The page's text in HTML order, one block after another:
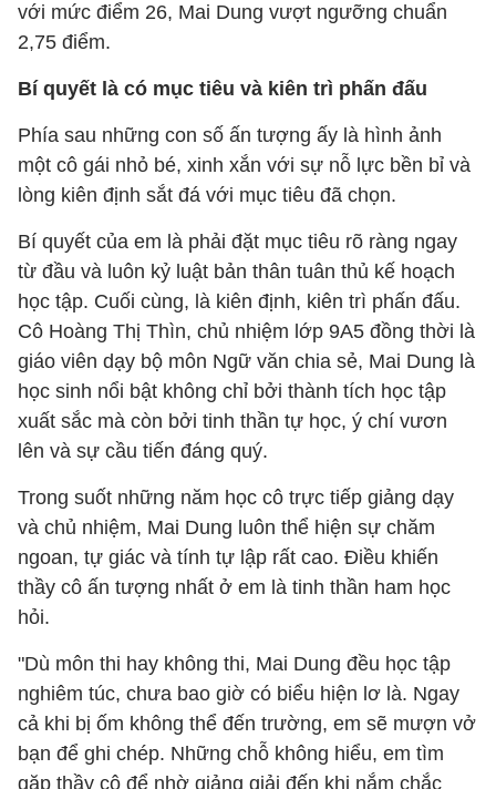
với mức điểm 26, Mai Dung vượt ngưỡng chuẩn
2,75 điểm.
Bí quyết là có mục tiêu và kiên trì phấn đấu
Phía sau những con số ấn tượng ấy là hình ảnh
một cô gái nhỏ bé, xinh xắn với sự nỗ lực bền bỉ và
lòng kiên định sắt đá với mục tiêu đã chọn.
Bí quyết của em là phải đặt mục tiêu rõ ràng ngay
từ đầu và luôn kỷ luật bản thân tuân thủ kế hoạch
học tập. Cuối cùng, là kiên định, kiên trì phấn đấu.
Cô Hoàng Thị Thìn, chủ nhiệm lớp 9A5 đồng thời là
giáo viên dạy bộ môn Ngữ văn chia sẻ, Mai Dung là
học sinh nổi bật không chỉ bởi thành tích học tập
xuất sắc mà còn bởi tinh thần tự học, ý chí vươn
lên và sự cầu tiến đáng quý.
Trong suốt những năm học cô trực tiếp giảng dạy
và chủ nhiệm, Mai Dung luôn thể hiện sự chăm
ngoan, tự giác và tính tự lập rất cao. Điều khiến
thầy cô ấn tượng nhất ở em là tinh thần ham học
hỏi.
"Dù môn thi hay không thi, Mai Dung đều học tập
nghiêm túc, chưa bao giờ có biểu hiện lơ là. Ngay
cả khi bị ốm không thể đến trường, em sẽ mượn vở
bạn để ghi chép. Những chỗ không hiểu, em tìm
gặp thầy cô để nhờ giảng giải đến khi nắm chắc